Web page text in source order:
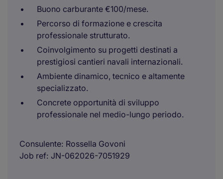
Buono carburante €100/mese.
Percorso di formazione e crescita
professionale strutturato.
Coinvolgimento su progetti destinati a
prestigiosi cantieri navali internazionali.
Ambiente dinamico, tecnico e altamente
specializzato.
Concrete opportunità di sviluppo
professionale nel medio-lungo periodo.
Consulente Rossella Govoni
Job ref JN-062026-7051929